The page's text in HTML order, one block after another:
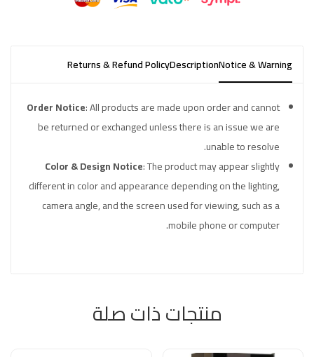
Notice & Warning
Description
Returns & Refund Policy
Order Notice: All products are made upon order and cannot
be returned or exchanged unless there is an issue we are
unable to resolve.
Color & Design Notice: The product may appear slightly
different in color and appearance depending on the lighting,
camera angle, and the screen used for viewing, such as a
mobile phone or computer.
منتجات ذات صلة